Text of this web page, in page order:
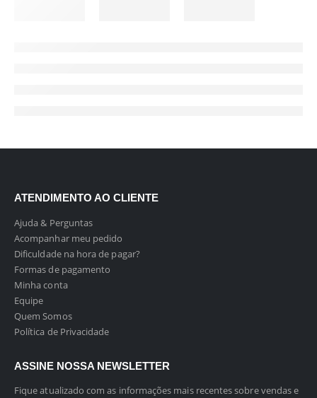
ATENDIMENTO AO CLIENTE
Ajuda & Perguntas
Acompanhar meu pedido
Dificuldade na hora de pagar?
Formas de pagamento
Minha conta
Equipe
Quem Somos
Política de Privacidade
ASSINE NOSSA NEWSLETTER
Fique atualizado com as informações mais recentes sobre vendas e